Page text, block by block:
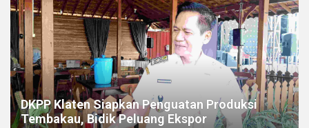
DKPP Klaten Siapkan Penguatan Produksi
Tembakau, Bidik Peluang Ekspor